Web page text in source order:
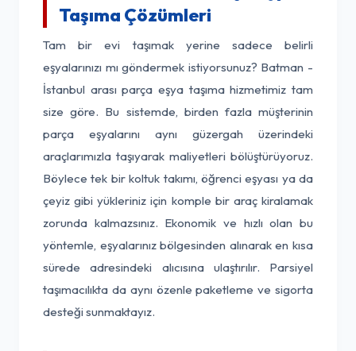
Taşıma Çözümleri
Tam bir evi taşımak yerine sadece belirli
eşyalarınızı mı göndermek istiyorsunuz? Batman -
İstanbul arası parça eşya taşıma hizmetimiz tam
size göre. Bu sistemde, birden fazla müşterinin
parça eşyalarını aynı güzergah üzerindeki
araçlarımızla taşıyarak maliyetleri bölüştürüyoruz.
Böylece tek bir koltuk takımı, öğrenci eşyası ya da
çeyiz gibi yükleriniz için komple bir araç kiralamak
zorunda kalmazsınız. Ekonomik ve hızlı olan bu
yöntemle, eşyalarınız bölgesinden alınarak en kısa
sürede adresindeki alıcısına ulaştırılır. Parsiyel
taşımacılıkta da aynı özenle paketleme ve sigorta
desteği sunmaktayız.